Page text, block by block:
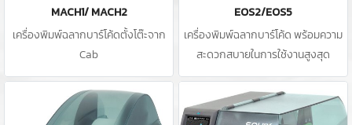
MACH1/ MACH2
เครื่องพิมพ์ฉลากบาร์โค้ดตั้งโต๊ะจาก
Cab
EOS2/EOS5
เครื่องพิมพ์ฉลากบาร์โค้ด พร้อมความ
สะดวกสบายในการใช้งานสูงสุด